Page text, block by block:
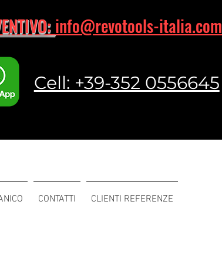
info@revotools-italia.com
Cell: +39-352 0556645
CONTATTI CLIENTI REFERENZE